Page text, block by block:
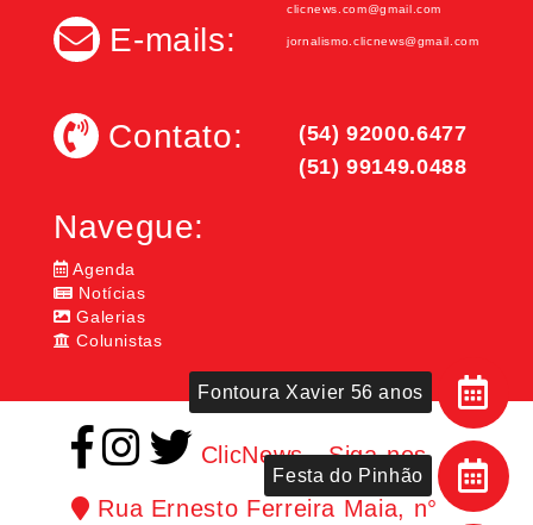
E-mails:
clicnews.com@gmail.com
jornalismo.clicnews@gmail.com
Contato:
(54) 92000.6477
(51) 99149.0488
Navegue:
Agenda
Notícias
Galerias
Colunistas
ClicNews - Siga-nos
Rua Ernesto Ferreira Maia, n°
Festa do Pinhão
Fontoura Xavier 56 anos